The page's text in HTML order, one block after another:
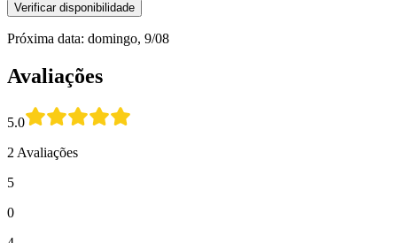
Verificar disponibilidade
Próxima data: domingo, 9/08
Avaliações
5.0
2 Avaliações
5
0